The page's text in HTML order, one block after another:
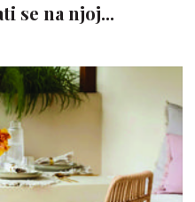
se na njoj...